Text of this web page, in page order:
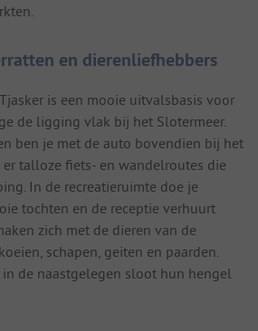
en dierenliefhebbers
is een mooie uitvalsbasis voor
de ligging vlak bij het Slotermeer.
ben je met de auto bovendien bij het
er talloze fiets- en wandelroutes die
In de recreatieruimte doe je
tochten en de receptie verhuurt
zich met de dieren van de
schapen, geiten en paarden.
de naastgelegen sloot hun hengel